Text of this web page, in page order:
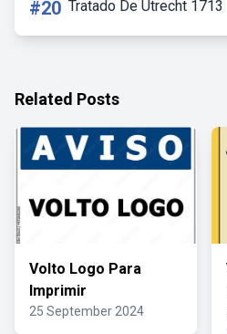
#20 Tratado De Utrecht 1713
Related Posts
Volto Logo Para
Imprimir
25 September 2024